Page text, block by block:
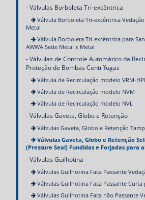
Válvulas Borboleta Tri-excêntrica
Válvula Borboleta Tri-excêntrica
Metal
Válvula Borboleta Tri-excêntrica para
AWWA Sede Metal x Metal
Válvulas de Controle Automático da
Proteção de Bombas Centrífugas
Válvula de Recirculação modelo VRM-
Válvula de Recirculação modelo NVM
Válvula de Recirculação modelo NVL
Válvulas Gaveta, Globo e Retenção
Válvulas Gaveta, Globo e Retenção
Válvulas Gaveta, Globo e Retenção
(Pressure Seal) Fundidas e Forjadas para
Válvulas Guilhotina
Válvulas Guilhotina Faca Passante
Válvulas Guilhotina Faca Passante Curta
Válvulas Guilhotina Faca não Passante